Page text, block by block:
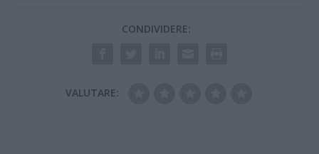
CONDIVIDERE:
VALUTARE: